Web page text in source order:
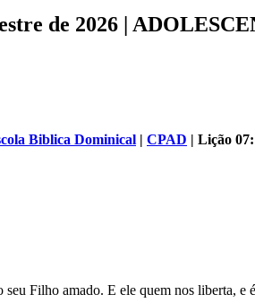
de 2026 |
Biblica Dominical | CPAD | Lição
Filho amado. E ele quem nos liberta, e